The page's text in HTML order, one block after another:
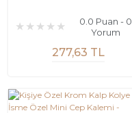
0.0 Puan - 0
Yorum
277,63 TL